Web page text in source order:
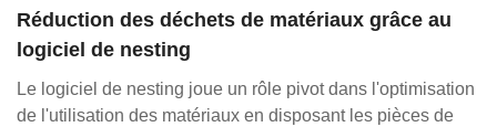
Réduction des déchets de matériaux grâce au
logiciel de nesting
Le logiciel de nesting joue un rôle pivot dans l'optimisation
de l'utilisation des matériaux en disposant les pièces de